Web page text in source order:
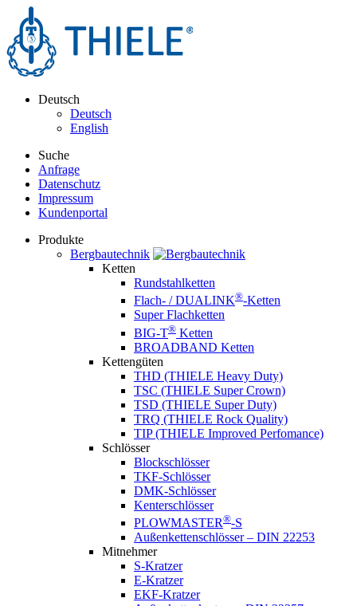
Deutsch
Deutsch
English
Suche
Anfrage
Datenschutz
Impressum
Kundenportal
Produkte
Bergbautechnik
Ketten
Rundstahlketten
Flach- / DUALINK®-Ketten
Super Flachketten
BIG-T® Ketten
BROADBAND Ketten
Kettengüten
THD (THIELE Heavy Duty)
TSC (THIELE Super Crown)
TSD (THIELE Super Duty)
TRQ (THIELE Rock Quality)
TIP (THIELE Improved Perfomance)
Schlösser
Blockschlösser
TKF-Schlösser
DMK-Schlösser
Kenterschlösser
PLOWMASTER®-S
Außenkettenschlösser – DIN 22253
Mitnehmer
S-Kratzer
E-Kratzer
EKF-Kratzer